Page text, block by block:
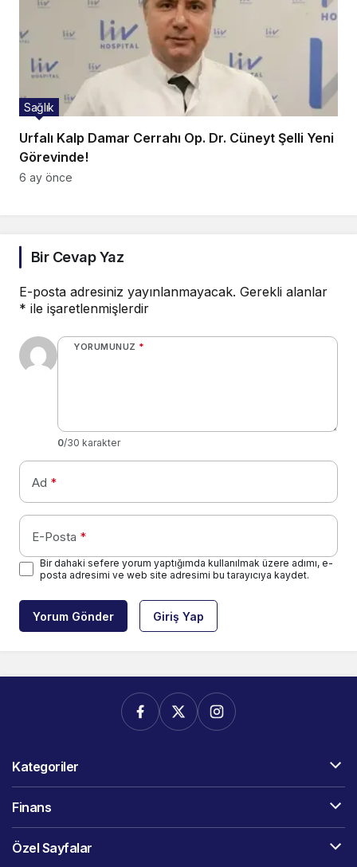
Urfalı Kalp Damar Cerrahı Op. Dr. Cüneyt Şelli Yeni
Görevinde!
Sağlık
6 ay önce
Bir Cevap Yaz
E-posta adresiniz yayınlanmayacak. Gerekli alanlar
* ile işaretlenmişlerdir
YORUMUNUZ *
0/30 karakter
Ad *
E-Posta *
Bir dahaki sefere yorum yaptığımda kullanılmak üzere adımı, e-
posta adresimi ve web site adresimi bu tarayıcıya kaydet.
Yorum Gönder Giriş Yap
Kategoriler
Finans
Özel Sayfalar